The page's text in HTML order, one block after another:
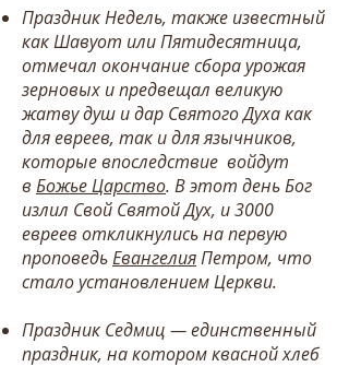
Праздник Недель, также известный
как Шавуот или Пятидесятница,
отмечал окончание сбора урожая
зерновых и предвещал великую
жатву душ и дар Святого Духа как
для евреев, так и для язычников,
которые впоследствие войдут
в Божье Царство. В этот день Бог
излил Свой Святой Дух, и 3000
евреев откликнулись на первую
проповедьЕвангелияПетром, что
стало установлением Церкви.
Праздник Седмиц — единственный
праздник, на котором квасной хлеб